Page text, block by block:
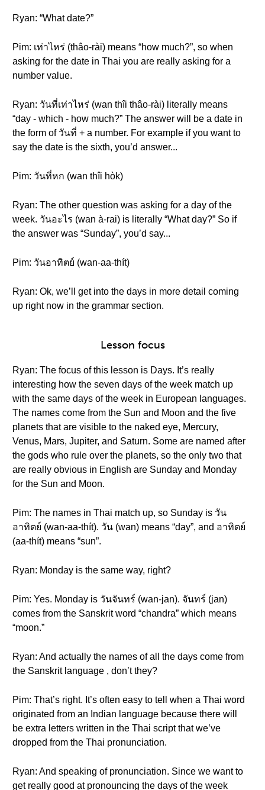
Ryan: “What date?”
Pim: เท่าไหร่ (thâo-rài) means “how much?”, so when
asking for the date in Thai you are really asking for a
number value.
Ryan: วันที่เท่าไหร่ (wan thîi thâo-rài) literally means
“day - which - how much?” The answer will be a date in
the form of วันที่ + a number. For example if you want to
say the date is the sixth, you’d answer...
Pim: วันที่หก (wan thîi hòk)
Ryan: The other question was asking for a day of the
week. วันอะไร (wan à-rai) is literally “What day?” So if
the answer was “Sunday”, you’d say...
Pim: วันอาทิตย์ (wan-aa-thít)
Ryan: Ok, we’ll get into the days in more detail coming
up right now in the grammar section.
Lesson focus
Ryan: The focus of this lesson is Days. It’s really
interesting how the seven days of the week match up
with the same days of the week in European languages.
The names come from the Sun and Moon and the five
planets that are visible to the naked eye, Mercury,
Venus, Mars, Jupiter, and Saturn. Some are named after
the gods who rule over the planets, so the only two that
are really obvious in English are Sunday and Monday
for the Sun and Moon.
Pim: The names in Thai match up, so Sunday is วัน
อาทิตย์ (wan-aa-thít). วัน (wan) means “day”, and อาทิตย์
(aa-thít) means “sun”.
Ryan: Monday is the same way, right?
Pim: Yes. Monday is วันจันทร์ (wan-jan). จันทร์ (jan)
comes from the Sanskrit word “chandra” which means
“moon.”
Ryan: And actually the names of all the days come from
the Sanskrit language , don’t they?
Pim: That’s right. It’s often easy to tell when a Thai word
originated from an Indian language because there will
be extra letters written in the Thai script that we’ve
dropped from the Thai pronunciation.
Ryan: And speaking of pronunciation. Since we want to
get really good at pronouncing the days of the week